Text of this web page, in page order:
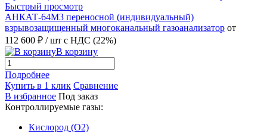
Быстрый просмотр
АНКАТ-64М3 переносной (индивидуальный)
взрывозащищенный многоканальный газоанализатор от
112 600 ₽ / шт с НДС (22%)
В корзину
Подробнее
Купить в 1 клик Сравнение
В избранное Под заказ
Контроллируемые газы:
Кислород (O2)